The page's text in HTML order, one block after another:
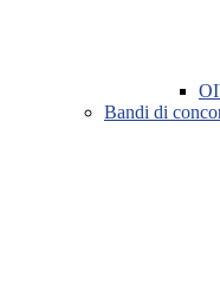
Bandi di